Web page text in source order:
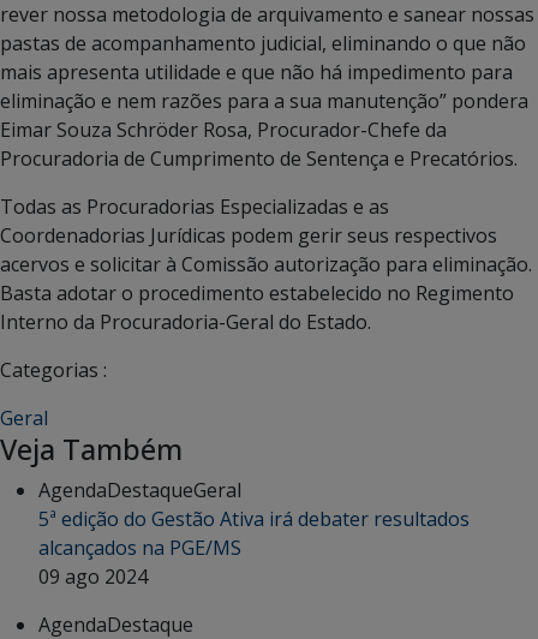
rever nossa metodologia de arquivamento e sanear nossas
pastas de acompanhamento judicial, eliminando o que não
mais apresenta utilidade e que não há impedimento para
eliminação e nem razões para a sua manutenção” pondera
Eimar Souza Schröder Rosa, Procurador-Chefe da
Procuradoria de Cumprimento de Sentença e Precatórios.
Todas as Procuradorias Especializadas e as
Coordenadorias Jurídicas podem gerir seus respectivos
acervos e solicitar à Comissão autorização para eliminação.
Basta adotar o procedimento estabelecido no Regimento
Interno da Procuradoria-Geral do Estado.
Categorias :
Geral
Veja Também
AgendaDestaqueGeral
5ª edição do Gestão Ativa irá debater resultados
alcançados na PGE/MS
09 ago 2024
AgendaDestaque